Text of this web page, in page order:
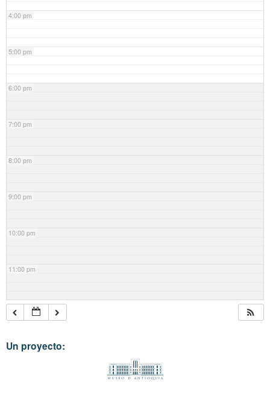
4:00 pm
5:00 pm
6:00 pm
7:00 pm
8:00 pm
9:00 pm
10:00 pm
11:00 pm
Un proyecto: